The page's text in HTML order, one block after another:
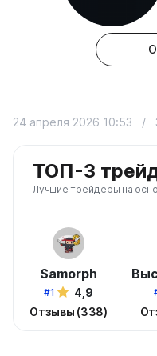
24 апреля 2026 10:53 /
ТОП-3
Лучшие трейдеры на
Samorph
#1
4,9
Отзывы (338)